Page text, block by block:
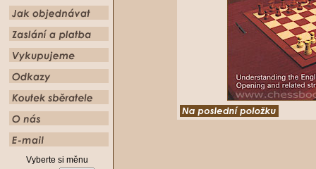
Vyberte si měnu